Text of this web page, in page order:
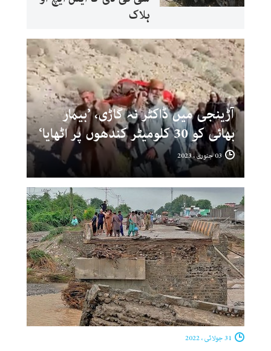
ہلاک
آڑینجی میں ڈاکٹر نہ گاڑی، ’بیمار
بھائی کو 30 کلومیٹر کندھوں پر اٹھایا‘
03 جنوری ، 2023